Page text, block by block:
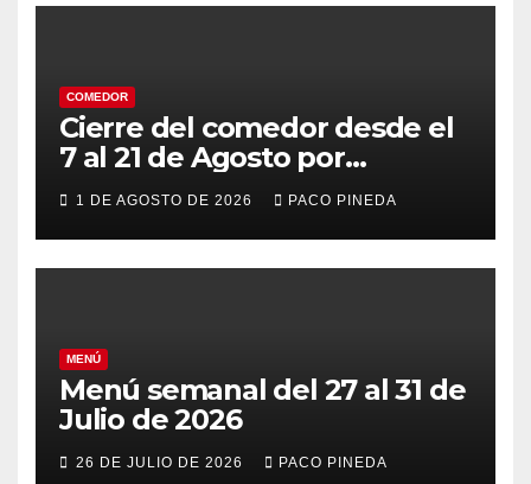
COMEDOR
Cierre del comedor desde el
7 al 21 de Agosto por
vacaciones
1 DE AGOSTO DE 2026 PACO PINEDA
MENÚ
Menú semanal del 27 al 31 de
Julio de 2026
26 DE JULIO DE 2026 PACO PINEDA